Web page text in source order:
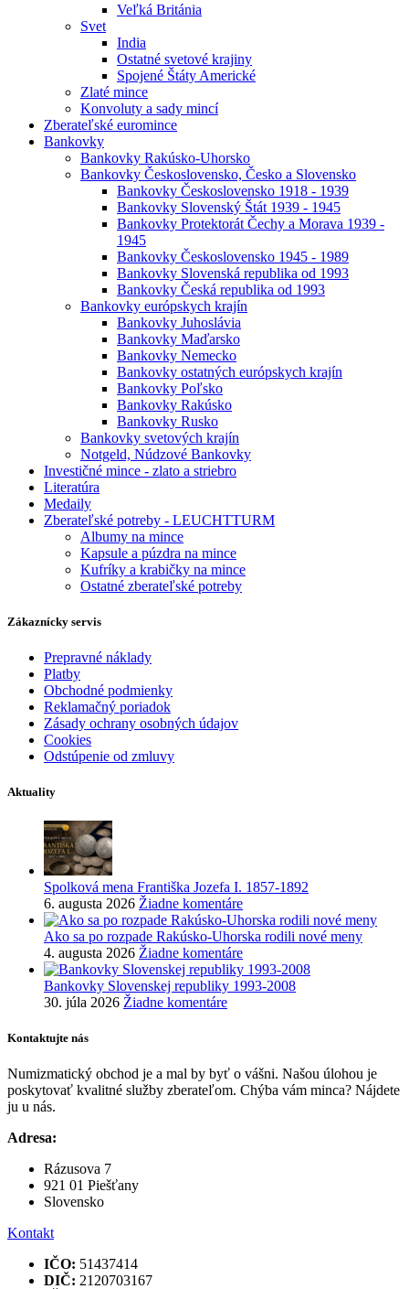
Veľká Británia
Svet
India
Ostatné svetové krajiny
Spojené Štáty Americké
Zlaté mince
Konvoluty a sady mincí
Zberateľské euromince
Bankovky
Bankovky Rakúsko-Uhorsko
Bankovky Československo, Česko a Slovensko
Bankovky Československo 1918 - 1939
Bankovky Slovenský Štát 1939 - 1945
Bankovky Protektorát Čechy a Morava 1939 -
1945
Bankovky Československo 1945 - 1989
Bankovky Slovenská republika od 1993
Bankovky Česká republika od 1993
Bankovky európskych krajín
Bankovky Juhoslávia
Bankovky Maďarsko
Bankovky Nemecko
Bankovky ostatných európskych krajín
Bankovky Poľsko
Bankovky Rakúsko
Bankovky Rusko
Bankovky svetových krajín
Notgeld, Núdzové Bankovky
Investičné mince - zlato a striebro
Literatúra
Medaily
Zberateľské potreby - LEUCHTTURM
Albumy na mince
Kapsule a púzdra na mince
Kufríky a krabičky na mince
Ostatné zberateľské potreby
Zákaznícky servis
Prepravné náklady
Platby
Obchodné podmienky
Reklamačný poriadok
Zásady ochrany osobných údajov
Cookies
Odstúpenie od zmluvy
Aktuality
Spolková mena Františka Jozefa I. 1857-1892
6. augusta 2026 Žiadne komentáre
Ako sa po rozpade Rakúsko-Uhorska rodili nové meny
4. augusta 2026 Žiadne komentáre
Bankovky Slovenskej republiky 1993-2008
30. júla 2026 Žiadne komentáre
Kontaktujte nás
Numizmatický obchod je a mal by byť o vášni. Našou úlohou je
poskytovať kvalitné služby zberateľom. Chýba vám minca? Nájdete
ju u nás.
Adresa:
Rázusova 7
921 01 Piešťany
Slovensko
Kontakt
IČO: 51437414
DIČ: 2120703167